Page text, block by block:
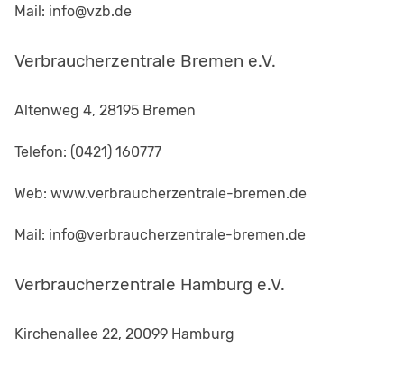
Mail: info@vzb.de
Verbraucherzentrale Bremen e.V.
Altenweg 4, 28195 Bremen
Telefon: (0421) 160777
Web: www.verbraucherzentrale-bremen.de
Mail: info@verbraucherzentrale-bremen.de
Verbraucherzentrale Hamburg e.V.
Kirchenallee 22, 20099 Hamburg